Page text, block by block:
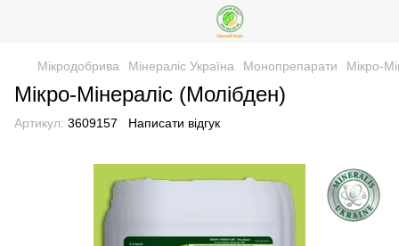
Мікродобрива Мінераліс Україна Монопрепарати Мікро-
Мікро-Мінераліс (Молібден)
Артикул: 3609157 Написати відгук